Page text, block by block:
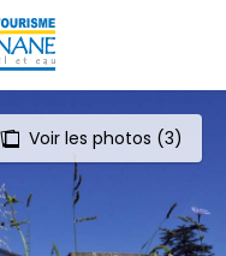
Voir les photos (3)